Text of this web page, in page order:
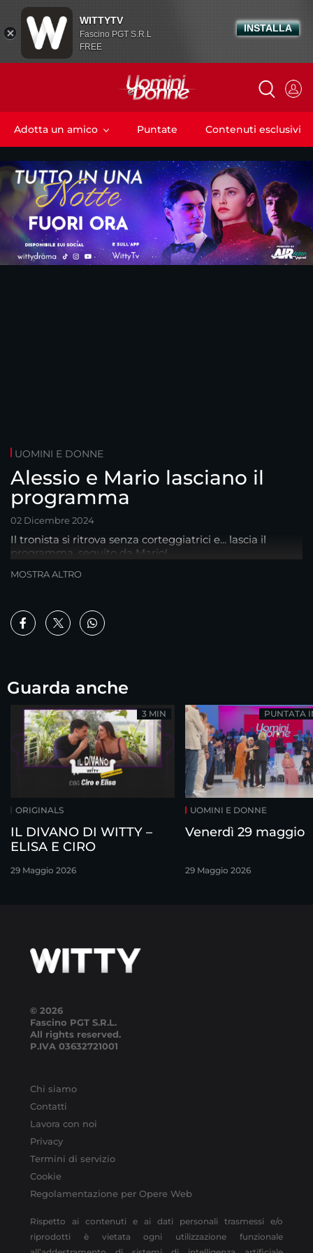
Adotta un amico Puntate Contenuti esclusivi
UOMINI E DONNE
Alessio e Mario lasciano il
programma
02 Dicembre 2024
Il tronista si ritrova senza corteggiatrici e... lascia il
programma, seguito da Mario!
MOSTRA ALTRO
Guarda anche
ORIGINALS
IL DIVANO DI WITTY –
ELISA E CIRO
29 Maggio 2026
3 MIN
UOMINI E DONNE
Venerdì 29 maggio
29 Maggio 2026
PUNTATA
© 2026
Fascino PGT S.R.L.
All rights reserved.
P.IVA 03632721001
Chi siamo
Contatti
Lavora con noi
Privacy
Termini di servizio
Cookie
Regolamentazione per Opere Web
Rispetto ai contenuti e ai dati personali trasmessi e/o
riprodotti è vietata ogni utilizzazione funzionale
WITTYTV
Fascino PGT S.R.L
FREE
INSTALLA